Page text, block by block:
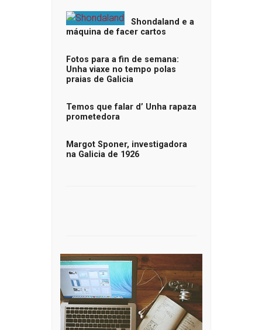
Shondaland e a
máquina de facer cartos
Fotos para a fin de semana:
Unha viaxe no tempo polas
praias de Galicia
Temos que falar d’ Unha rapaza
prometedora
Margot Sponer, investigadora
na Galicia de 1926